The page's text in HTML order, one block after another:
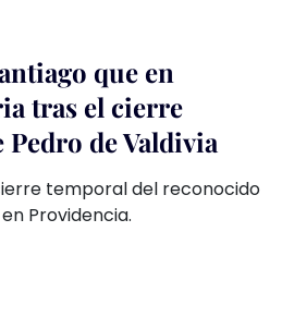
que en
tras el cierre
de Valdivia
temporal del reconocido
Providencia.